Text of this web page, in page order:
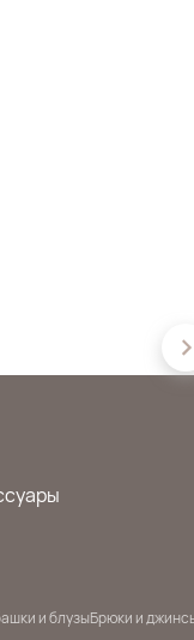
и блузыБрюки и